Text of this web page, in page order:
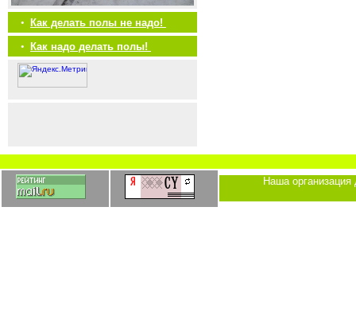
•
Как делать полы не надо!
•
Как надо делать полы!
Наша